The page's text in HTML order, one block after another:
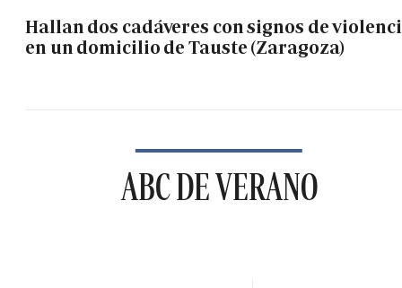
Hallan dos cadáveres con signos de
en un domicilio de Tauste (Zaragoza)
ABC DE VERANO